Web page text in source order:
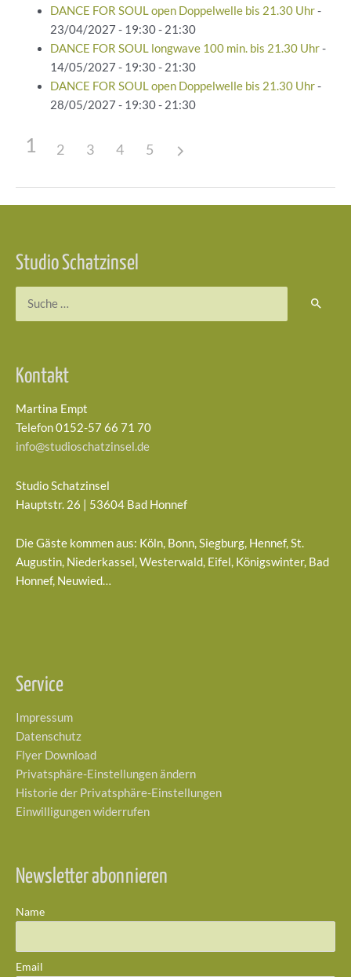
DANCE FOR SOUL open Doppelwelle bis 21.30 Uhr-
23/04/2027 - 19:30 - 21:30
DANCE FOR SOUL longwave 100 min. bis 21.30 Uhr-
14/05/2027 - 19:30 - 21:30
DANCE FOR SOUL open Doppelwelle bis 21.30 Uhr-
28/05/2027 - 19:30 - 21:30
1 2 3 4 5
Studio Schatzinsel
Kontakt
Martina Empt
Telefon 0152-57 66 71 70
info@studioschatzinsel.de
Studio Schatzinsel
Hauptstr. 26 | 53604 Bad Honnef
Die Gäste kommen aus: Köln, Bonn, Siegburg, Hennef, St.
Augustin, Niederkassel, Westerwald, Eifel, Königswinter, Bad
Honnef, Neuwied…
Service
Impressum
Datenschutz
Flyer Download
Privatsphäre-Einstellungen ändern
Historie der Privatsphäre-Einstellungen
Einwilligungen widerrufen
Newsletter abonnieren
Name
Email